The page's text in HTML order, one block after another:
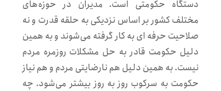
دستگاه حکومتی است. مدیران در حوزه‌های
مختلف کشور بر اساس نزدیکی به حلقه قدرت و نه
صلاحیت حرفه ای به کار گرفته می‌شوند و به همین
دلیل حکومت قادر به حل مشکلات روزمره مردم
نیست. به همین دلیل هم نارضایتی مردم و هم نیاز
حکومت به سرکوب روز به روز بیشتر می‌شود. چه